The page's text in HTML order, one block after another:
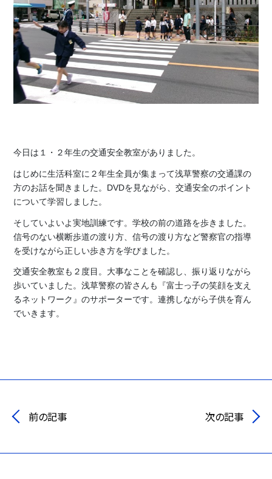
今日は１・２年生の交通安全教室がありました。
はじめに生活科室に２年生全員が集まって浅草警察の交通課の
方のお話を聞きました。DVDを見ながら、交通安全のポイント
について学習しました。
そしていよいよ実地訓練です。学校の前の道路を歩きました。
信号のない横断歩道の渡り方、信号の渡り方など警察官の指導
を受けながら正しい歩き方を学びました。
交通安全教室も２度目。大事なことを確認し、振り返りながら
歩いていました。浅草警察の皆さんも『富士っ子の笑顔を支え
るネットワーク』のサポーターです。連携しながら子供を育ん
でいきます。
前の記事 次の記事